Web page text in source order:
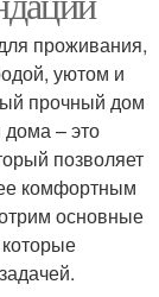
проживания,
уютом и
прочный дом
– это
позволяет
комфортным
основные